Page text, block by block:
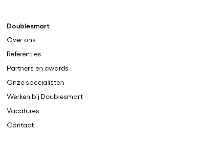
Doublesmart
Over ons
Referenties
Partners en awards
Onze specialisten
Werken bij Doublesmart
Vacatures
Contact